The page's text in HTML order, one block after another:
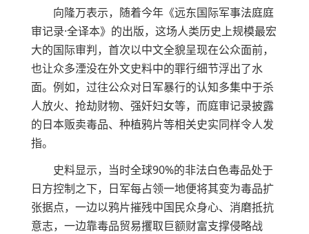
向隆万表示，随着今年《远东国际军事法庭庭
审记录·全译本》的出版，这场人类历史上规模最宏
大的国际审判，首次以中文全貌呈现在公众面前，
也让众多湮没在外文史料中的罪行细节浮出了水
面。例如，过往公众对日军暴行的认知多集中于杀
人放火、抢劫财物、强奸妇女等，而庭审记录披露
的日本贩卖毒品、种植鸦片等相关史实同样令人发
指。
史料显示，当时全球90%的非法白色毒品处于
日方控制之下，日军每占领一地便将其变为毒品扩
张据点，一边以鸦片摧残中国民众身心、消磨抵抗
意志，一边靠毒品贸易攫取巨额财富支撑侵略战